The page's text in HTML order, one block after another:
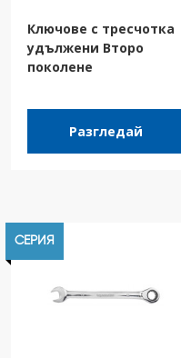
Ключове с тресчотка
удължени Второ
поколене
Разгледай
СЕРИЯ